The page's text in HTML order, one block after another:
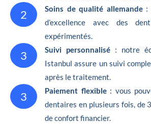
2 Soins de qualité allemande:
d’excellence avec des
expérimentés.
3 Suivi personnalisé : notre
Istanbul assure un suivi
après le traitement.
3 Paiement flexible: vous
dentaires en plusieurs fois, de
de confort financier.